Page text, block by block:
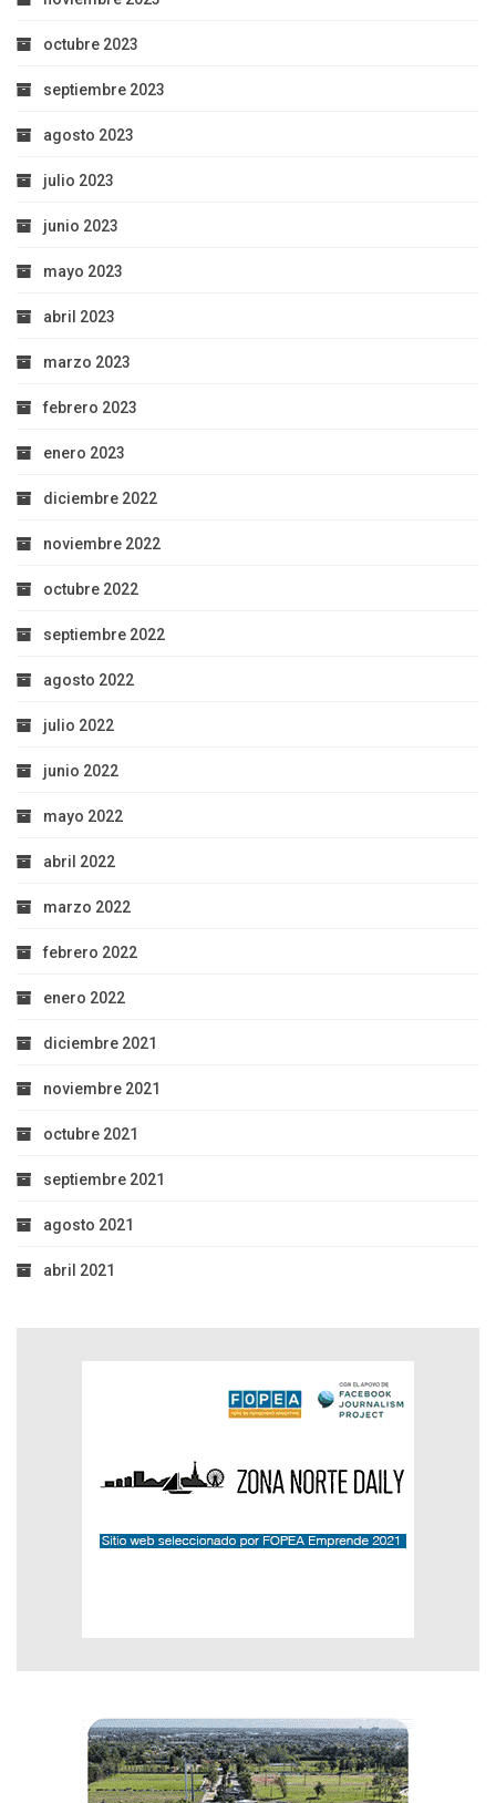
octubre 2023
septiembre 2023
agosto 2023
julio 2023
junio 2023
mayo 2023
abril 2023
marzo 2023
febrero 2023
enero 2023
diciembre 2022
noviembre 2022
octubre 2022
septiembre 2022
agosto 2022
julio 2022
junio 2022
mayo 2022
abril 2022
marzo 2022
febrero 2022
enero 2022
diciembre 2021
noviembre 2021
octubre 2021
septiembre 2021
agosto 2021
abril 2021